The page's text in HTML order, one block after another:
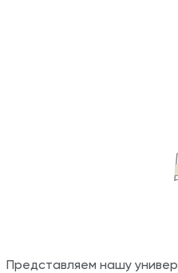
Представляем нашу